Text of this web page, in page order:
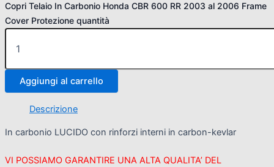
Copri Telaio In Carbonio Honda CBR 600 RR 2003 al 2006 Frame
Cover Protezione quantità
Aggiungi al carrello
Descrizione
In carbonio LUCIDO con rinforzi interni in carbon-kevlar
VI POSSIAMO GARANTIRE UNA ALTA QUALITA’ DEL